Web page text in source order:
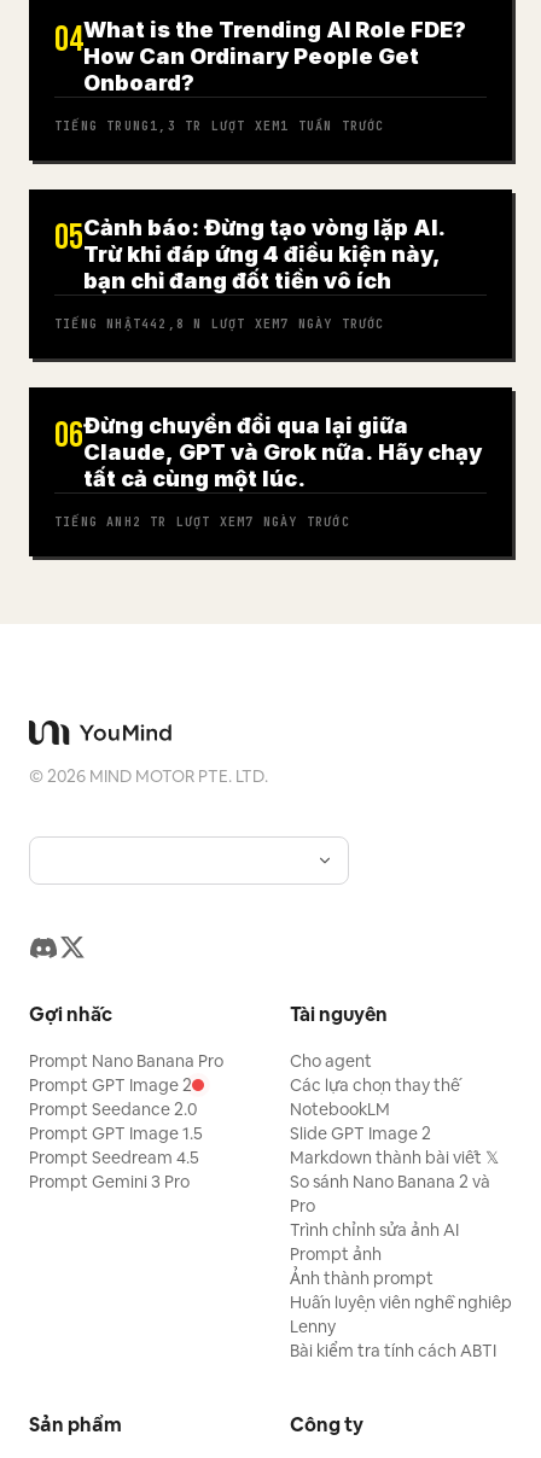
04What is the Trending AI Role FDE?
How Can Ordinary People Get
Onboard?
TIẾNG TRUNG 1,3 TR LƯỢT XEM1 TUẦN TRƯỚC
05Cảnh báo: Đừng tạo vòng lặp AI.
Trừ khi đáp ứng 4 điều kiện này,
bạn chỉ đang đốt tiền vô ích
TIẾNG NHẬT442,8 N LƯỢT XEM7 NGÀY TRƯỚC
06Đừng chuyển đổi qua lại giữa
Claude, GPT và Grok nữa. Hãy chạy
tất cả cùng một lúc.
TIẾNG ANH 2 TR LƯỢT XEM7 NGÀY TRƯỚC
©2026 MIND MOTOR PTE. LTD.
Gợi nhắc
Prompt Nano Banana Pro
Prompt GPT Image 2
Prompt Seedance 2.0
Prompt GPT Image 1.5
Prompt Seedream 4.5
Prompt Gemini 3 Pro
Tài nguyên
Cho agent
Các lựa chọn thay thế
NotebookLM
Slide GPT Image 2
Markdown thành bài viết 𝕏
So sánh Nano Banana 2 và
Pro
Trình chỉnh sửa ảnh AI
Prompt ảnh
Ảnh thành prompt
Huấn luyện viên nghề nghiệp
Lenny
Bài kiểm tra tính cách ABTI
Sản phẩm Công ty